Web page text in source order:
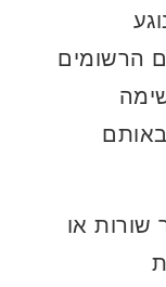
הרשומים
שורות או